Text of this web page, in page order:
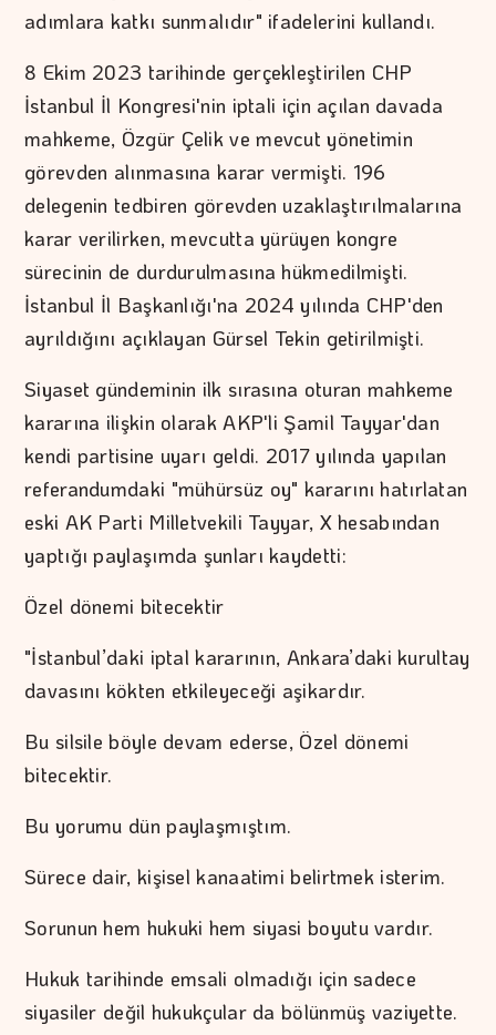
adımlara katkı sunmalıdır" ifadelerini kullandı.
8 Ekim 2023 tarihinde gerçekleştirilen CHP
İstanbul İl Kongresi'nin iptali için açılan davada
mahkeme, Özgür Çelik ve mevcut yönetimin
görevden alınmasına karar vermişti. 196
delegenin tedbiren görevden uzaklaştırılmalarına
karar verilirken, mevcutta yürüyen kongre
sürecinin de durdurulmasına hükmedilmişti.
İstanbul İl Başkanlığı'na 2024 yılında CHP'den
ayrıldığını açıklayan Gürsel Tekin getirilmişti.
Siyaset gündeminin ilk sırasına oturan mahkeme
kararına ilişkin olarak AKP'li Şamil Tayyar'dan
kendi partisine uyarı geldi. 2017 yılında yapılan
referandumdaki "mühürsüz oy" kararını hatırlatan
eski AK Parti Milletvekili Tayyar, X hesabından
yaptığı paylaşımda şunları kaydetti:
Özel dönemi bitecektir
"İstanbul’daki iptal kararının, Ankara’daki kurultay
davasını kökten etkileyeceği aşikardır.
Bu silsile böyle devam ederse, Özel dönemi
bitecektir.
Bu yorumu dün paylaşmıştım.
Sürece dair, kişisel kanaatimi belirtmek isterim.
Sorunun hem hukuki hem siyasi boyutu vardır.
Hukuk tarihinde emsali olmadığı için sadece
siyasiler değil hukukçular da bölünmüş vaziyette.